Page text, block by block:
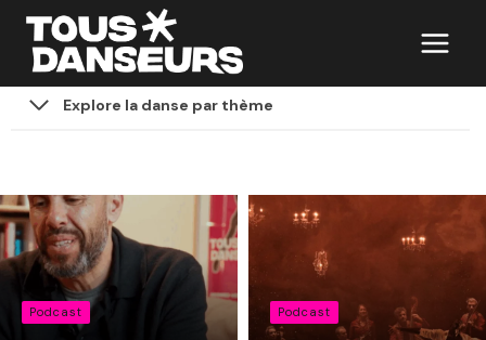
Aller
contenu
Explore la danse par thème
Podcast Podcast